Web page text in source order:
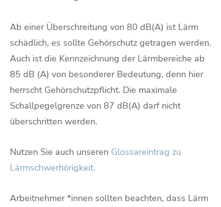
Ab einer Überschreitung von 80 dB(A) ist Lärm
schädlich, es sollte Gehörschutz getragen werden.
Auch ist die Kennzeichnung der Lärmbereiche ab
85 dB (A) von besonderer Bedeutung, denn hier
herrscht Gehörschutzpflicht. Die maximale
Schallpegelgrenze von 87 dB(A) darf nicht
überschritten werden.
Nutzen Sie auch unseren Glossareintrag zu
Lärmschwerhörigkeit.
Arbeitnehmer *innen sollten beachten, dass Lärm